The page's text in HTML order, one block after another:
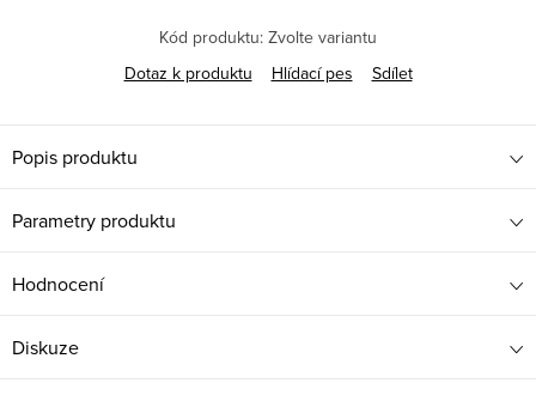
Kód produktu: Zvolte variantu
Dotaz k produktu
Hlídací pes Sdílet
Popis produktu
Parametry produktu
Hodnocení
Diskuze